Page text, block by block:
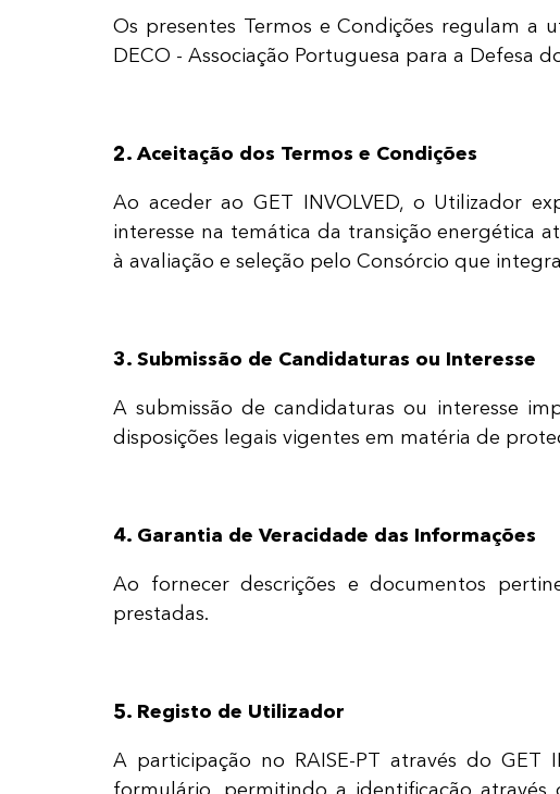
Os presentes Termos e Condições regulam a
DECO - Associação Portuguesa para a Defesa
2. Aceitação dos Termos e Condições
Ao aceder ao GET INVOLVED, o Utilizador
interesse na temática da transição energética
à avaliação e seleção pelo Consórcio que integra
3. Submissão de Candidaturas ou Interesse
A submissão de candidaturas ou interesse
disposições legais vigentes em matéria de
4. Garantia de Veracidade das Informações
Ao fornecer descrições e documentos
prestadas.
5. Registo de Utilizador
A participação no RAISE-PT através do